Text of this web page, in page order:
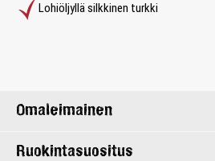
Lohiöljyllä silkkinen turkki
Omaleimainen
Ruokintasuositus